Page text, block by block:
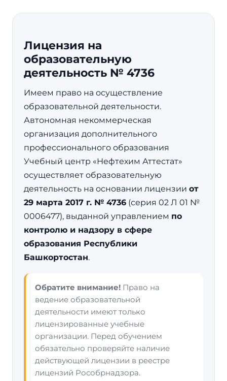
Лицензия на
образовательную
деятельность № 4736
Имеем право на осуществление
образовательной деятельности.
Автономная некоммерческая
организация дополнительного
профессионального образования
Учебный центр «Нефтехим Аттестат»
осуществляет образовательную
деятельность на основании лицензии от
29 марта 2017 г. № 4736 (серия 02 Л 01 №
0006477), выданной управлением по
контролю и надзору в сфере
образования Республики
Башкортостан.
Обратите внимание! Право на
ведение образовательной
деятельности имеют только
лицензированные учебные
организации. Перед обучением
обязательно проверяйте наличие
действующей лицензии в реестре
лицензий Рособрнадзора.